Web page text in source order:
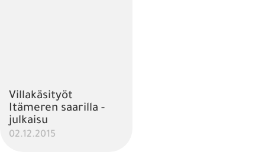
Villakäsityöt
Itämeren saarilla -
julkaisu
02.12.2015